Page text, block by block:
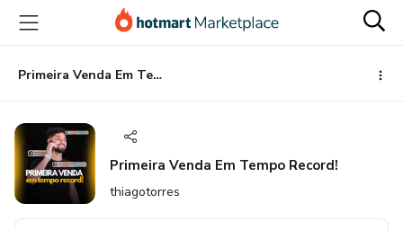
para
conteúdo
principal
para
pagamento
para
rodapé
Primeira Venda Em Tempo Record!
Primeira Venda Em Tempo Record!
thiagotorres